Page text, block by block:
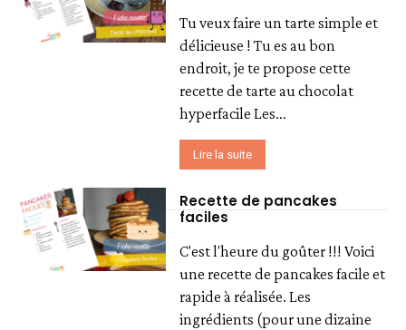
Tu veux faire un tarte simple et
délicieuse ! Tu es au bon
endroit, je te propose cette
recette de tarte au chocolat
hyperfacile Les...
Lire la suite
Recette de pancakes
faciles
C'est l'heure du goûter !!! Voici
une recette de pancakes facile et
rapide à réalisée. Les
ingrédients (pour une dizaine